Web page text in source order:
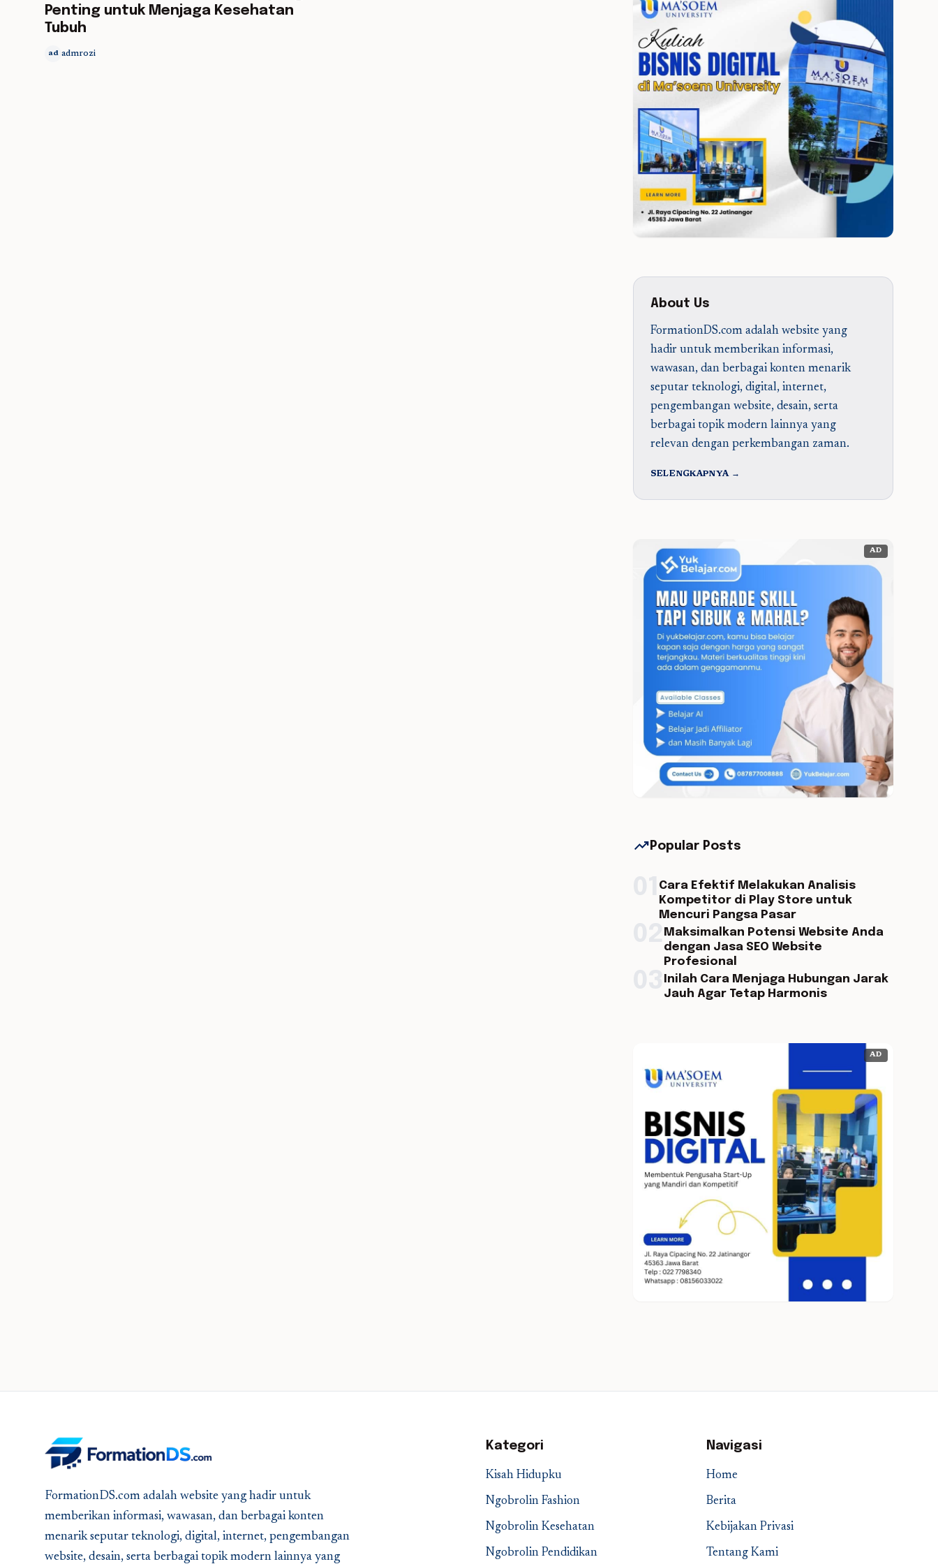
Penting untuk Menjaga Kesehatan
Tubuh
ad admrozi
About Us
FormationDS.com adalah website yang
hadir untuk memberikan informasi,
wawasan, dan berbagai konten menarik
seputar teknologi, digital, internet,
pengembangan website, desain, serta
berbagai topik modern lainnya yang
relevan dengan perkembangan zaman.
SELENGKAPNYA →
AD
trending_up Popular Posts
Cara Efektif Melakukan Analisis
Kompetitor di Play Store untuk
Mencuri Pangsa Pasar
Maksimalkan Potensi Website Anda
dengan Jasa SEO Website
Profesional
Inilah Cara Menjaga Hubungan Jarak
Jauh Agar Tetap Harmonis
AD
FormationDS.com adalah website yang hadir untuk
memberikan informasi, wawasan, dan berbagai konten
menarik seputar teknologi, digital, internet, pengembangan
website, desain, serta berbagai topik modern lainnya yang
Kategori
Kisah Hidupku
Ngobrolin Fashion
Ngobrolin Kesehatan
Ngobrolin Pendidikan
Navigasi
Home
Berita
Kebijakan Privasi
Tentang Kami